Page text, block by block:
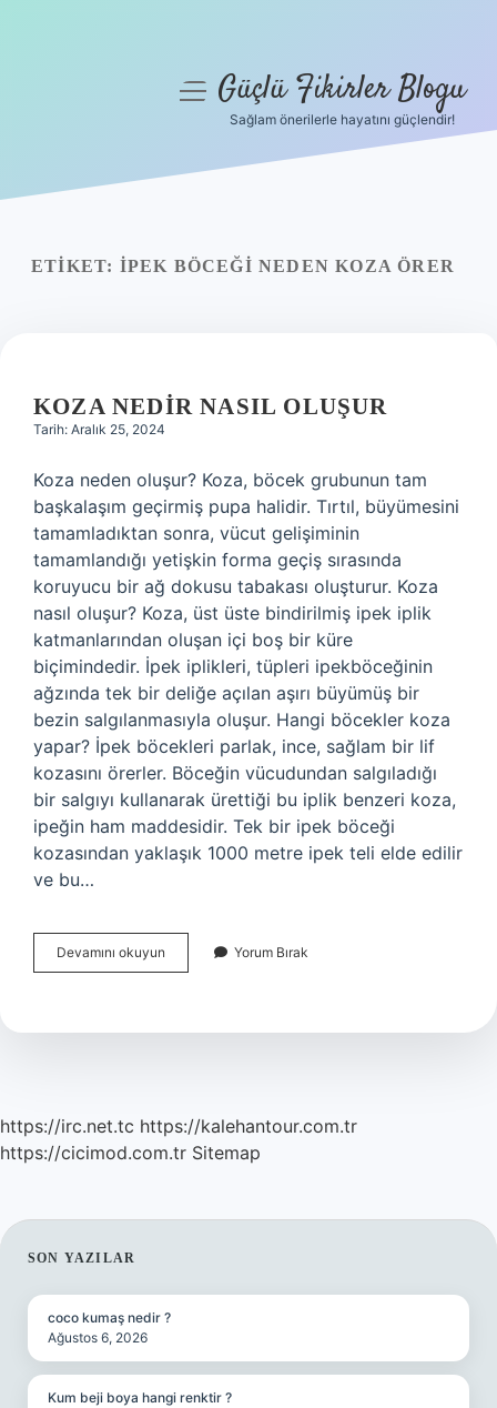
Yasal Uyarı
menüyüGüçlü Fikirler Blogu
Sağlam önerilerle hayatını güçlendir!
ETIKET: İPEK BÖCEĞI NEDEN KOZA ÖRER
KOZA NEDIR NASIL OLUŞUR
Tarih: Aralık 25, 2024
Koza neden oluşur? Koza, böcek grubunun tam
başkalaşım geçirmiş pupa halidir. Tırtıl, büyümesini
tamamladıktan sonra, vücut gelişiminin
tamamlandığı yetişkin forma geçiş sırasında
koruyucu bir ağ dokusu tabakası oluşturur. Koza
nasıl oluşur? Koza, üst üste bindirilmiş ipek iplik
katmanlarından oluşan içi boş bir küre
biçimindedir. İpek iplikleri, tüpleri ipekböceğinin
ağzında tek bir deliğe açılan aşırı büyümüş bir
bezin salgılanmasıyla oluşur. Hangi böcekler koza
yapar? İpek böcekleri parlak, ince, sağlam bir lif
kozasını örerler. Böceğin vücudundan salgıladığı
bir salgıyı kullanarak ürettiği bu iplik benzeri koza,
ipeğin ham maddesidir. Tek bir ipek böceği
kozasından yaklaşık 1000 metre ipek teli elde edilir
ve bu…
Devamını okuyun
Nedir
Yorum Bırak
https://irc.net.tc https://kalehantour.com.tr
https://cicimod.com.tr Sitemap
SIDEBAR
SON YAZILAR
coco kumaş nedir ?
Ağustos 6, 2026
Kum beji boya hangi renktir ?